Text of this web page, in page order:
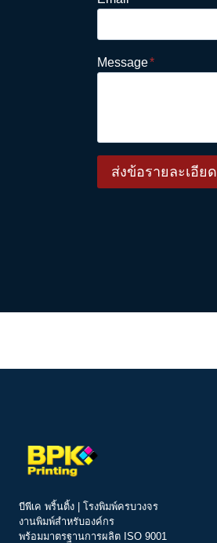
Message*
ส่งข้อรายละเอียด
บีพีเค พริ้นติ้ง | โรงพิมพ์ครบวงจร
งานพิมพ์สำหรับองค์กร
พร้อมมาตรฐานการผลิต ISO 9001